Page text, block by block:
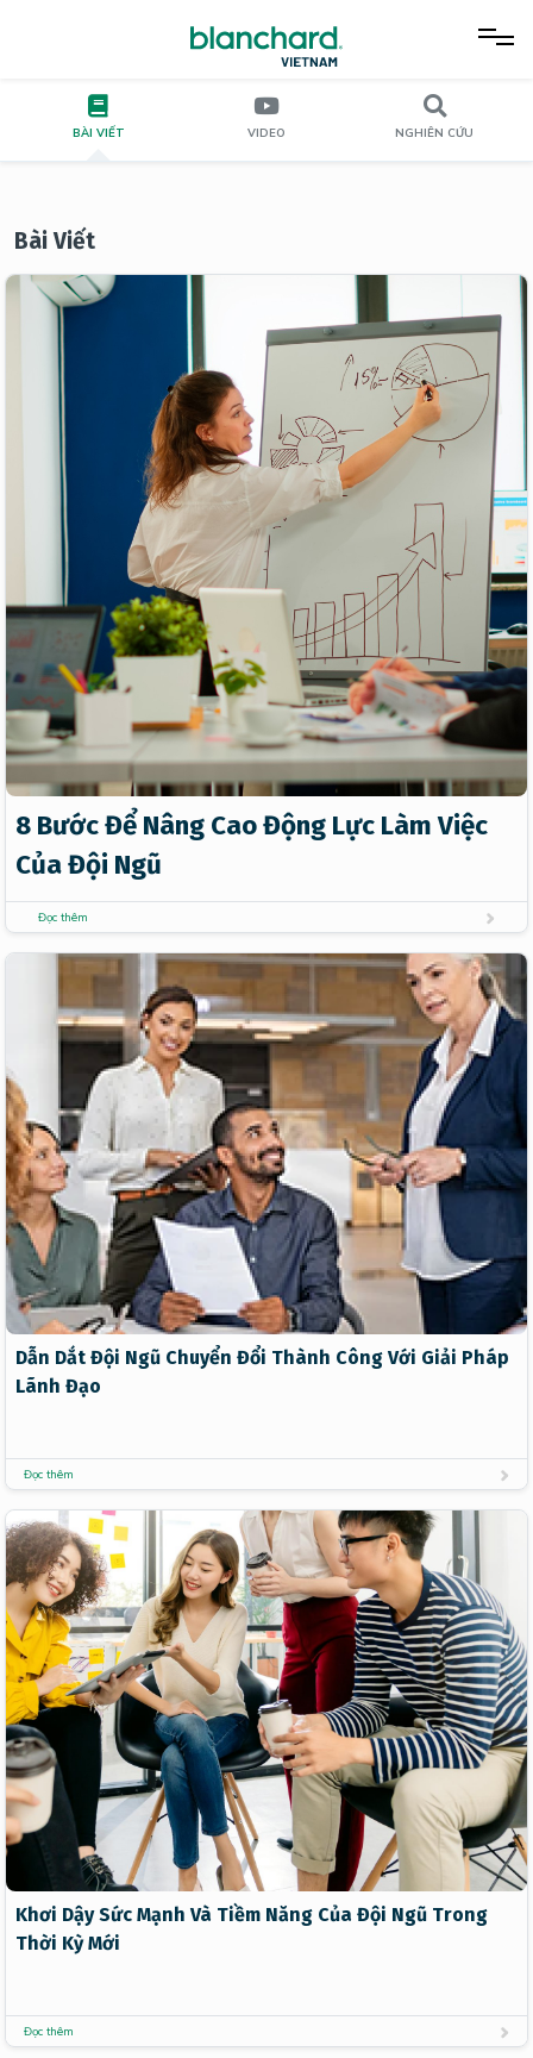
BÀI VIẾT VIDEO NGHIÊN CỨU
Bài Viết
8 Bước Để Nâng Cao Động Lực Làm Việc
Của Đội Ngũ
Đọc thêm
Dẫn Dắt Đội Ngũ Chuyển Đổi Thành Công Với Giải Pháp
Lãnh Đạo
Đọc thêm
Khơi Dậy Sức Mạnh Và Tiềm Năng Của Đội Ngũ Trong
Thời Kỳ Mới
Đọc thêm